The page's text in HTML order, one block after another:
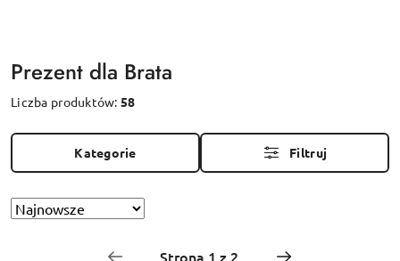
Prezent dla Brata
Liczba produktów: 58
Kategorie Filtruj
Zastosowano
Sortuj